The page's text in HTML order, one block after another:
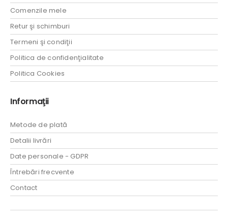
Comenzile mele
Retur şi schimburi
Termeni şi condiţii
Politica de confidenţialitate
Politica Cookies
Informaţii
Metode de plată
Detalii livrări
Date personale - GDPR
Întrebări frecvente
Contact